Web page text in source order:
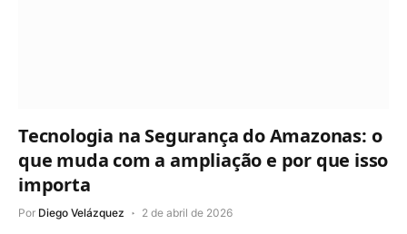
Tecnologia na Segurança do Amazonas: o
que muda com a ampliação e por que isso
importa
Por Diego Velázquez 2 de abril de 2026